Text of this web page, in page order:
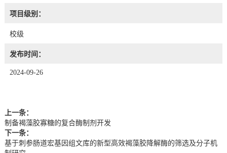
项目级别：
校级
发布时间：
2024-09-26
上一条：
制备褐藻胶寡糖的复合酶制剂开发
下一条：
基于刺参肠道宏基因组文库的新型高效褐藻胶降解酶的筛选及分子机